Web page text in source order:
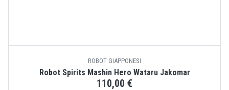
ROBOT GIAPPONESI
Robot Spirits Mashin Hero Wataru Jakomar
110,00 €